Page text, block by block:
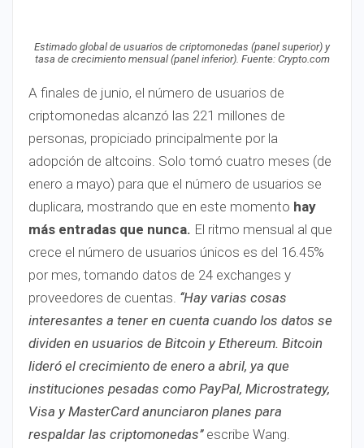
Estimado global de usuarios de criptomonedas (panel superior) y
tasa de crecimiento mensual (panel inferior). Fuente: Crypto.com
A finales de junio, el número de usuarios de
criptomonedas alcanzó las 221 millones de
personas, propiciado principalmente por la
adopción de altcoins. Solo tomó cuatro meses (de
enero a mayo) para que el número de usuarios se
duplicara, mostrando que en este momento hay
más entradas que nunca. El ritmo mensual al que
crece el número de usuarios únicos es del 16.45%
por mes, tomando datos de 24 exchanges y
proveedores de cuentas. ‘‘Hay varias cosas
interesantes a tener en cuenta cuando los datos se
dividen en usuarios de Bitcoin y Ethereum. Bitcoin
lideró el crecimiento de enero a abril, ya que
instituciones pesadas como PayPal, Microstrategy,
Visa y MasterCard anunciaron planes para
respaldar las criptomonedas’’escribe Wang.